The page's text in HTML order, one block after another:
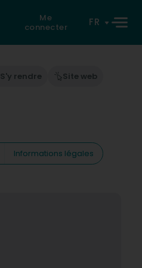
Me
connecter
FR
S'y rendre Site web
Informations légales